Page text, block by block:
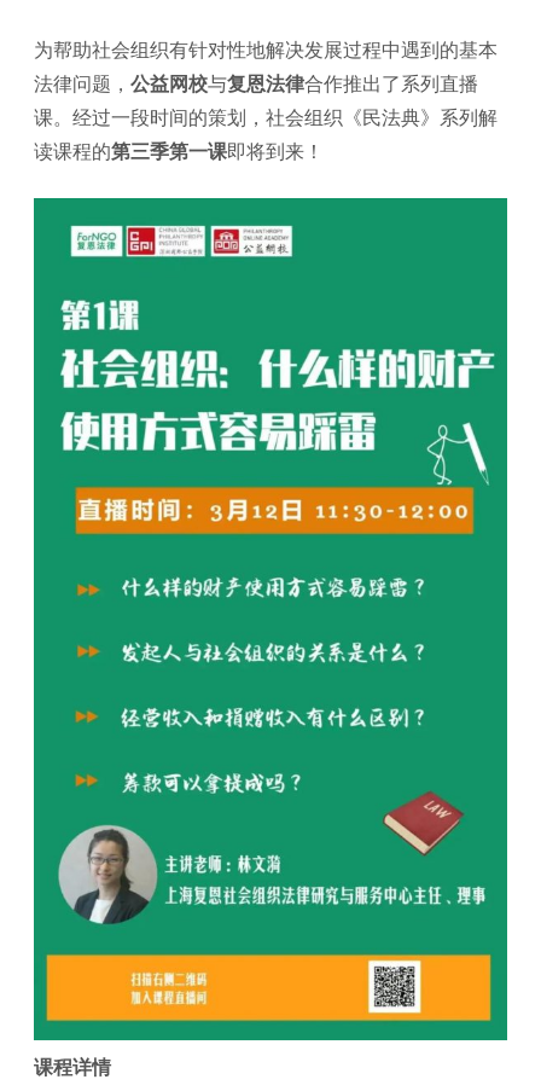
为帮助社会组织有针对性地解决发展过程中遇到的基本
法律问题， 公益网校与复恩法律合作推出了系列直播
课。经过一段时间的策划，社会组织《民法典》系列解
读课程的第三季第一课即将到来！
课程详情